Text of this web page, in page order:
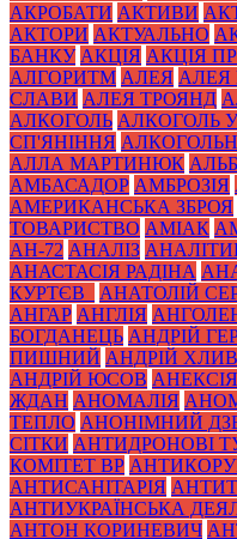
АКРОБАТИ АКТИВИ
АКТОРИ АКТУАЛЬНО
БАНКУ АКЦІЯ АКЦІЯ
АЛГОРИТМ АЛЕЯ АЛЕЯ
СЛАВИ АЛЕЯ ТРОЯНД
АЛКОГОЛЬ АЛКОГОЛЬ
СП'ЯНІННЯ
АЛЛА МАРТИНЮК
АМБАСАДОР АМБРОЗІЯ
АМЕРИКАНСЬКА ЗБРОЯ
ТОВАРИСТВО АМІАК
АН-72 АНАЛІЗ
АНАСТАСІЯ РАДІНА
КУРТЄВ_
АНАТОЛІЙ
АНГАР АНГЛІЯ
БОГДАНЕЦЬ АНДРІЙ
ПИШНИЙ АНДРІЙ
АНДРІЙ ЮСОВ АНЕКСІЯ
ЖДАН АНОМАЛІЯ
ТЕПЛО АНОНІМНИЙ
СІТКИ АНТИДРОНОВІ
КОМІТЕТ ВР
АНТИСАНІТАРІЯ
АНТИУКРАЇНСЬКА
АНТОН КОРИНЕВИЧ